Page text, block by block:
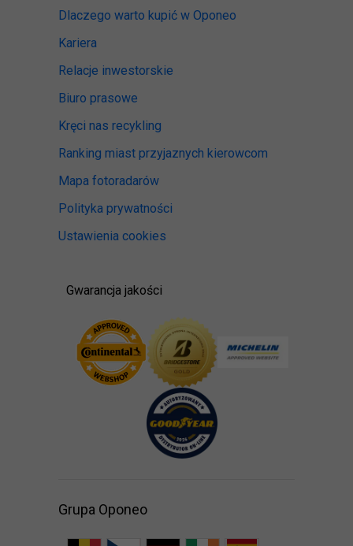
Dlaczego warto kupić w Oponeo
Kariera
Relacje inwestorskie
Biuro prasowe
Kręci nas recykling
Ranking miast przyjaznych kierowcom
Mapa fotoradarów
Polityka prywatności
Ustawienia cookies
Gwarancja jakości
Grupa Oponeo